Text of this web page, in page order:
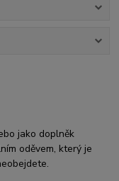
jako doplněk
oděvem, který je